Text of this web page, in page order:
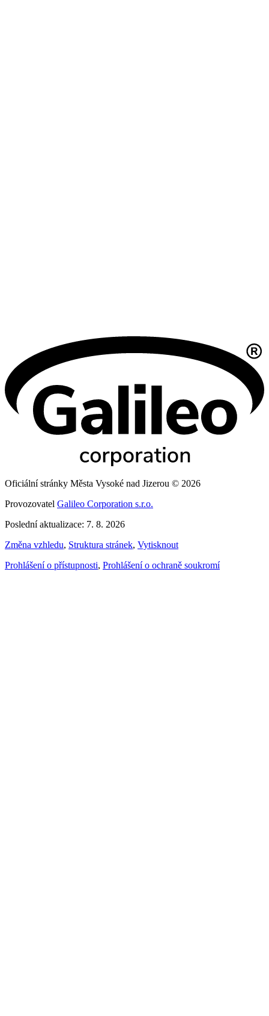
Oficiální stránky Města Vysoké nad Jizerou © 2026
Provozovatel Galileo Corporation s.r.o.
Poslední aktualizace: 7. 8. 2026
Změna vzhledu, Struktura stránek, Vytisknout
Prohlášení o přístupnosti, Prohlášení o ochraně soukromí